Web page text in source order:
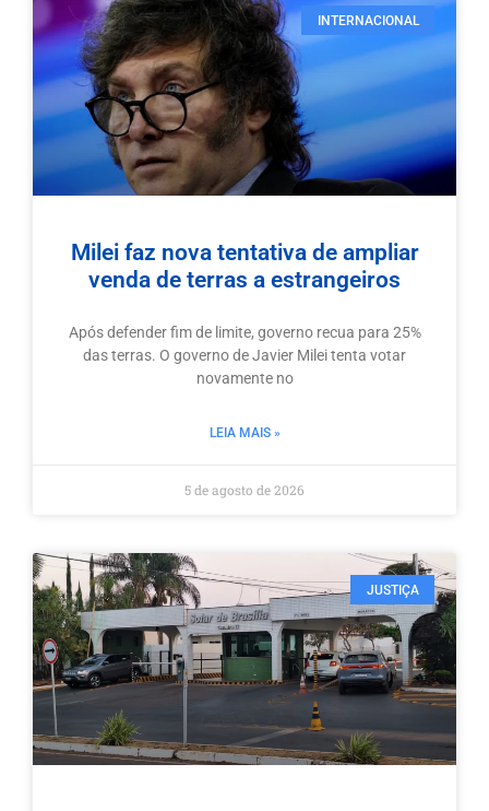
INTERNACIONAL
Milei faz nova tentativa de ampliar
venda de terras a estrangeiros
Após defender fim de limite, governo recua para 25%
das terras. O governo de Javier Milei tenta votar
novamente no
LEIA MAIS »
5 de agosto de 2026
JUSTIÇA